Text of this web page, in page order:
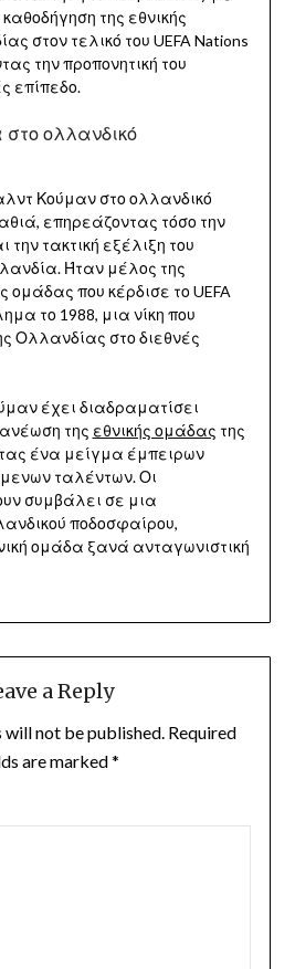
της εθνικής
στον τελικό του UEFA Nations
την προπονητική του
επίπεδο.
στο ολλανδικό
Κούμαν στο ολλανδικό
επηρεάζοντας τόσο την
την τακτική εξέλιξη του
Ήταν μέλος της
ομάδας που κέρδισε το UEFA
το 1988, μια νίκη που
Ολλανδίας στο διεθνές
έχει διαδραματίσει
της εθνικής ομάδας της
ένα μείγμα έμπειρων
ταλέντων. Οι
συμβάλει σε μια
ποδοσφαίρου,
ομάδα ξανά ανταγωνιστική
a Reply
will not be published. Required
are marked*